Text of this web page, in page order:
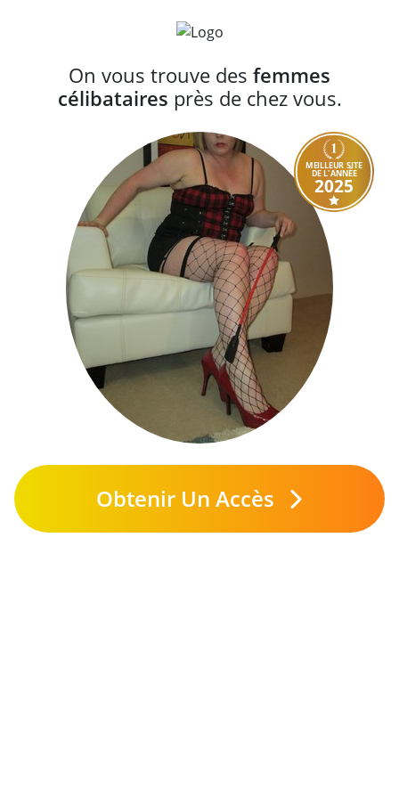
On vous trouve des femmes
célibataires près de chez vous.
MEILLEUR SITE
DE L'ANNÉE
2025
Obtenir Un Accès